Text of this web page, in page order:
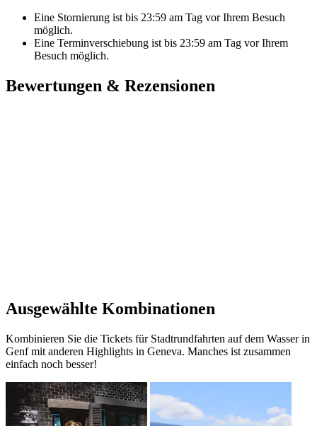
Eine Stornierung ist bis 23:59 am Tag vor Ihrem Besuch
möglich.
Eine Terminverschiebung ist bis 23:59 am Tag vor Ihrem
Besuch möglich.
Bewertungen & Rezensionen
Ausgewählte Kombinationen
Kombinieren Sie die Tickets für Stadtrundfahrten auf dem Wasser in
Genf mit anderen Highlights in Geneva. Manches ist zusammen
einfach noch besser!